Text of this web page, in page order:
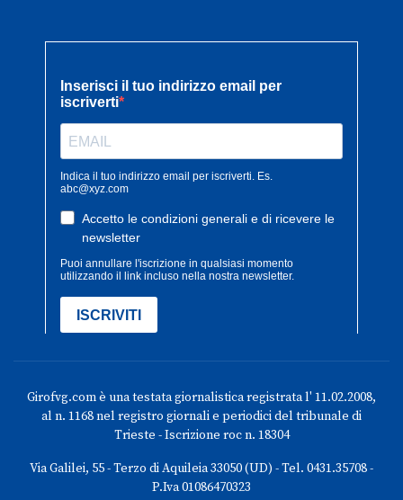
Girofvg.com è una testata giornalistica registrata l' 11.02.2008,
al n. 1168 nel registro giornali e periodici del tribunale di
Trieste - Iscrizione roc n. 18304
Via Galilei, 55 - Terzo di Aquileia 33050 (UD) - Tel. 0431.35708 -
P.Iva 01086470323